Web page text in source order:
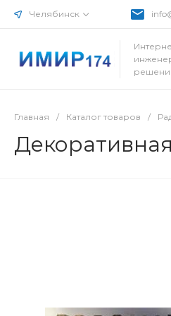
Челябинск
Главная / Каталог товаров /